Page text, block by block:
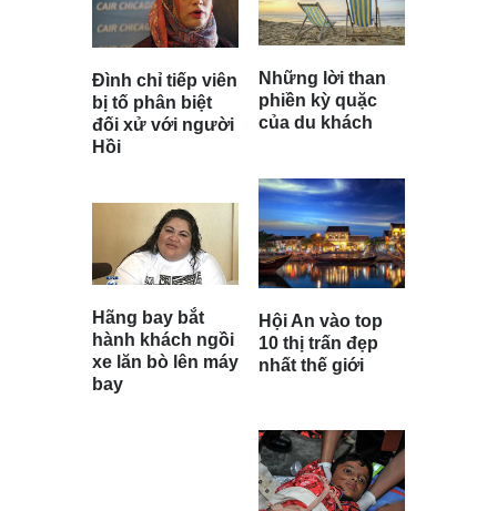
Đình chỉ tiếp viên
bị tố phân biệt
đối xử với người
Hồi
Hãng bay bắt
hành khách ngồi
xe lăn bò lên máy
bay
Những lời than
phiền kỳ quặc
của du khách
Hội An vào top
10 thị trấn đẹp
nhất thế giới